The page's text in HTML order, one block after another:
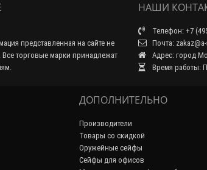
представленная на сайте не
Все торговые марки принадлежат
НАШИ
Телефон: +7
Почта:
Адрес: город
Время работы:
ДОПОЛНИТЕЛЬНО
Производители
Товары со скидкой
Оружейные сейфы
Сейфы для офисов